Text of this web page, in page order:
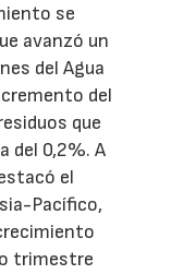
se
avanzó un
del Agua
del
que
del 0,2%. A
el
Pacífico,
trimestre